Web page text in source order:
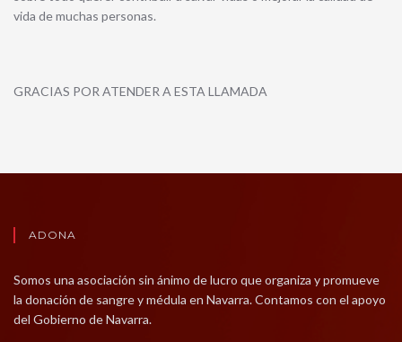
vida de muchas personas.
GRACIAS POR ATENDER A ESTA LLAMADA
ADONA
Somos una asociación sin ánimo de lucro que organiza y promueve
la donación de sangre y médula en Navarra. Contamos con el apoyo
del Gobierno de Navarra.